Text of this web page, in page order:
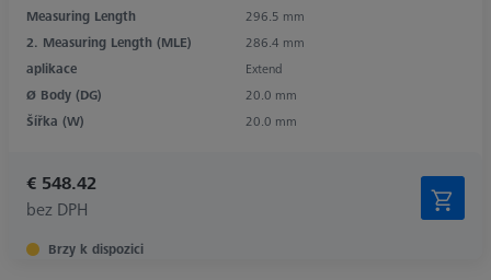
Measuring Length
296.5 mm
2. Measuring Length (MLE)
286.4 mm
aplikace
Extend
Ø Body (DG)
20.0 mm
Šířka (W)
20.0 mm
€ 548.42
bez DPH
Brzy k dispozici